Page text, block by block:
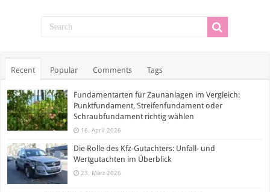
Recent Popular Comments Tags
Fundamentarten für Zaunanlagen im Vergleich:
Punktfundament, Streifenfundament oder
Schraubfundament richtig wählen
16. April 2026
Die Rolle des Kfz-Gutachters: Unfall- und
Wertgutachten im Überblick
23. März 2026